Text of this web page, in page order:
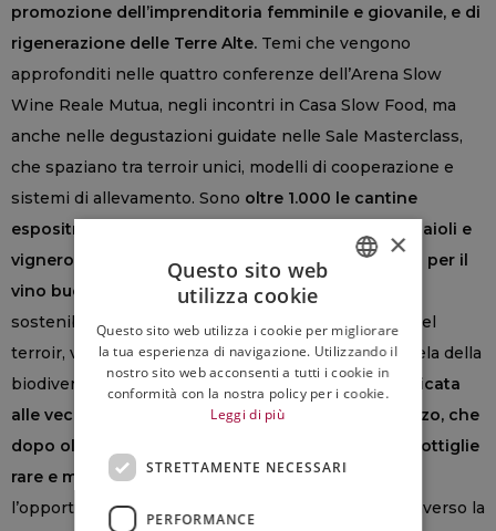
promozione dell’imprenditoria femminile e giovanile, e di
rigenerazione delle Terre Alte. Temi che vengono
approfonditi nelle quattro conferenze dell’Arena Slow
Wine Reale Mutua, negli incontri in Casa Slow Food, ma
anche nelle degustazioni guidate nelle Sale Masterclass,
che spaziano tra terroir unici, modelli di cooperazione e
sistemi di allevamento. Sono oltre 1.000 le cantine
espositrici provenienti dall’Italia e dall’estero
: vignaioli e
vignerons che condividono i valori del “Manifesto per il
vino buono, pulito e giusto” , applicando principi di
sostenibilità ambientale, rispetto del paesaggio e del
terroir, valorizzazione delle comunità agricole e tutela della
biodiversità.Novità dell’edizione 2026 è l’area dedicata
alle vecchie annate della Banca del Vino di Pollenzo, che
dopo oltre vent’anni di attività rende disponibili bottiglie
rare e millesimi introvabili, offrendo al pubblico
l’opportunità di degustarli e scoprirne la storia attraverso la
ENGLISH
×
Questo sito web
utilizza cookie
Questo sito web utilizza i cookie per migliorare
la tua esperienza di navigazione. Utilizzando il
nostro sito web acconsenti a tutti i cookie in
conformità con la nostra policy per i cookie.
Leggi di più
STRETTAMENTE NECESSARI
PERFORMANCE